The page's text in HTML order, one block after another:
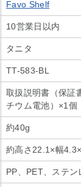
Favo Shelf
10営業日以内
タニタ
TT-583-BL
取扱説明書（保証
チウム電池）×1個
約40g
約高さ22.1×幅
PP、PET、ステン